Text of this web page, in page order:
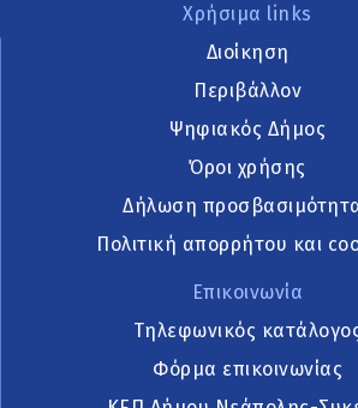
Χρήσιμα links
Διοίκηση
Περιβάλλον
Ψηφιακός Δήμος
Όροι χρήσης
Δήλωση
Πολιτική απορρήτου και
Επικοινωνία
Τηλεφωνικός
Φόρμα επικοινωνίας